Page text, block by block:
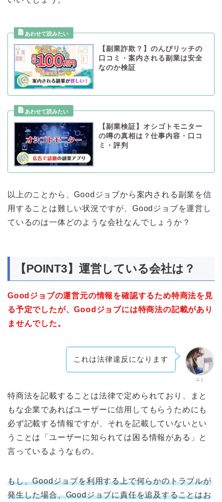
【副業詐欺？】のんびリッチの
口コミ・案内される副業は安全
なのか検証
【副業検証】オシゴトモニター
の噂の真相は？仕事内容・口コ
ミ・評判
以上のことから、Goodジョブから案内される副業を信
用することは難しい状況ですが、Goodジョブを運営し
ているのは一体どのような会社なんでしょうか？
【POINT3】運営している会社は？
Goodジョブの運営元の情報を確認するため特商法を見
る予定でしたが、Goodジョブには特商法の記載があり
ませんでした。
ユミ
これは法律違反になります
特商法を記載することは法律で定められており、まと
もな企業であればユーザーに信用してもらうためにも
必ず記載する情報ですが、それを記載していないとい
うことは「ユーザーに知られては困る情報がある」と
言っているようなもの。
もし、Goodジョブを利用する上で何らかのトラブルが
発生した場合、Goodジョブに責任を追及することはお